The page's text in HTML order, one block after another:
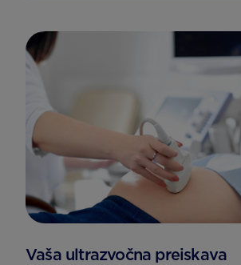
Vaša ultrazvočna preiskava